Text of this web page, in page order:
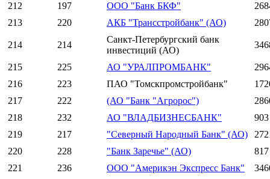
212
197 ООО "Банк БКФ"
213
220 АКБ "Трансстройбанк" (АО)
214 214
Санкт-Петербургский банк
инвестиций (АО)
215 225 АО "УРАЛПРОМБАНК"
216
223 ПАО "Томскпромстройбанк"
217
222 (АО "Банк "Агророс")
218
232 АО "ВЛАДБИЗНЕСБАНК"
903
219
217 "Северный Народный Банк" (АО)
220
228 "Банк Заречье" (АО)
817
221
236 ООО "Америкэн Экспресс Банк"